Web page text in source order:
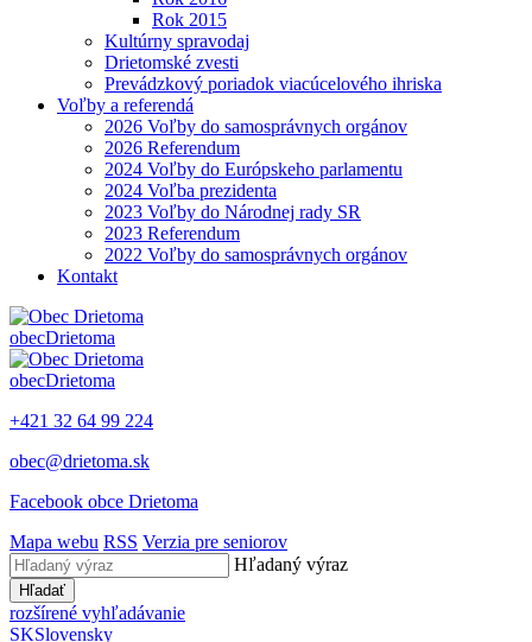
Rok 2015
Kultúrny spravodaj
Drietomské zvesti
Prevádzkový poriadok viacúcelového ihriska
Voľby a referendá
2026 Voľby do samosprávnych orgánov
2026 Referendum
2024 Voľby do Európskeho parlamentu
2024 Voľba prezidenta
2023 Voľby do Národnej rady SR
2023 Referendum
2022 Voľby do samosprávnych orgánov
Kontakt
obecDrietoma
obecDrietoma
+421 32 64 99 224
obec@drietoma.sk
Facebook obce Drietoma
Mapa webu RSS Verzia pre seniorov
Hľadaný výraz
Hľadať
rozšírené vyhľadávanie
SKSlovensky